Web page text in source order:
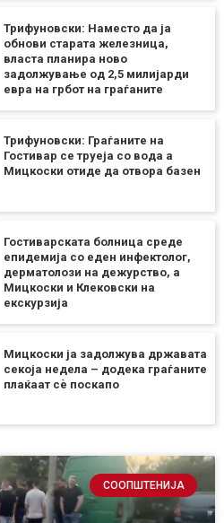
Трифуновски: Наместо да ја
обнови старата железница,
власта планира ново
задолжување од 2,5 милијарди
евра на грбот на граѓаните
Трифуновски: Граѓаните на
Гостивар се труеја со вода а
Мицкоски отиде да отвора базен
Гостиварската болница среде
епидемија со еден инфектолог,
дерматолози на дежурство, а
Мицкоски и Клековски на
екскурзија
Мицкоски ја задолжува државата
секоја недела – додека граѓаните
плаќаат сѐ поскапо
СООПШТЕНИЈА